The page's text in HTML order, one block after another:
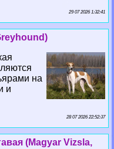
29 07 2026 1:32:41
на
и
28 07 2026 22:52:37
(Magyar Vizsla,